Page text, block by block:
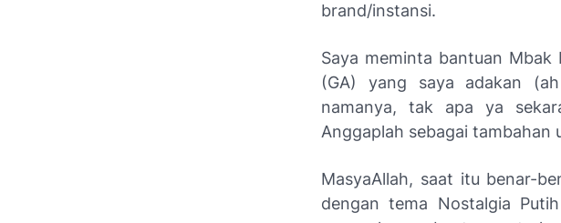
brand/instansi.
Saya meminta bantuan
(GA) yang saya adakan
namanya, tak apa ya
Anggaplah sebagai tambahan
MasyaAllah, saat itu benar-
dengan tema Nostalgia